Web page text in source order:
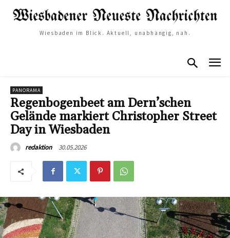
Wiesbaden im Blick. Aktuell, unabhängig, nah.
PANORAMA
Regenbogenbeet am Dern’schen
Gelände markiert Christopher Street
Day in Wiesbaden
redaktion 30.05.2026